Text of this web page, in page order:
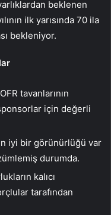
beklenen
ilk yarısında 70 ila
bekleniyor.
tavanlarının
için değerli
iyi bir görünürlüğü var
durumda.
kalıcı
tarafından